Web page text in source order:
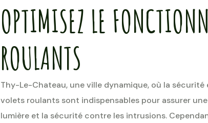
OPTIMISEZ LE
ROULANTS
Thy-Le-Chateau, une ville dynamique, où la
volets roulants sont indispensables pour assurer
lumière et la sécurité contre les intrusions.